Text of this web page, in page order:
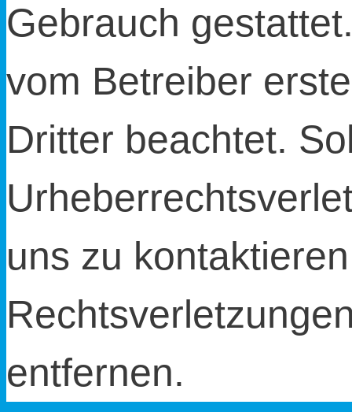
Gebrauch
vom Betreiber
Dritter beachtet.
uns zu
entfernen.